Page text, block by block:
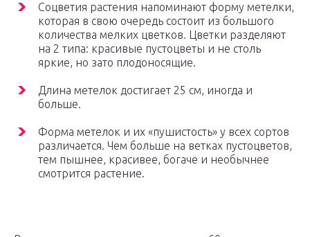
Соцветия растения напоминают форму метелки,
которая в свою очередь состоит из большого
количества мелких цветков. Цветки разделяют
на 2 типа: красивые пустоцветы и не столь
яркие, но зато плодоносящие.
Длина метелок достигает 25 см, иногда и
больше.
Форма метелок и их «пушистость» у всех сортов
различается. Чем больше на ветках пустоцветов,
тем пышнее, красивее, богаче и необычнее
смотрится растение.